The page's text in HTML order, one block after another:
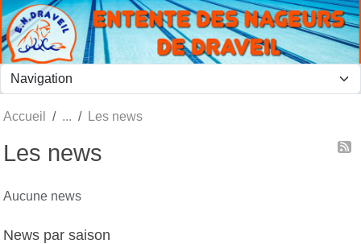
Accueil Les news
Les news
Aucune news
News par saison
Panneau de gestion des cookies